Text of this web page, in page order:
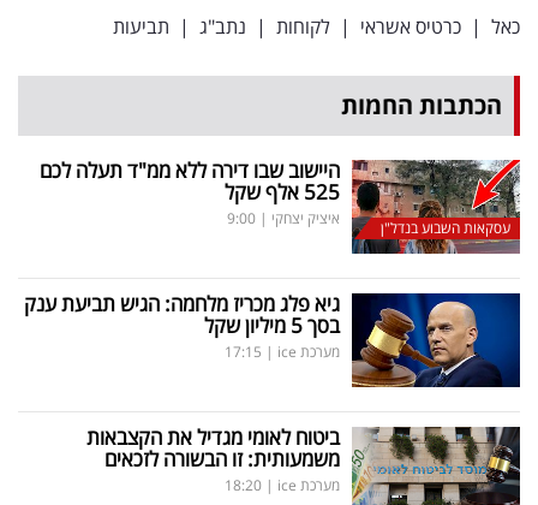
כאל | כרטיס אשראי | לקוחות | נתב"ג | תביעות
הכתבות החמות
עסקאות השבוע בנדל"ן
היישוב שבו דירה ללא ממ"ד תעלה לכם
525 אלף שקל
איציק יצחקי |
9:00
גיא פלג מכריז מלחמה: הגיש תביעת ענק
בסך 5 מיליון שקל
מערכת ice |
17:15
ביטוח לאומי מגדיל את הקצבאות
משמעותית: זו הבשורה לזכאים
מערכת ice |
18:20